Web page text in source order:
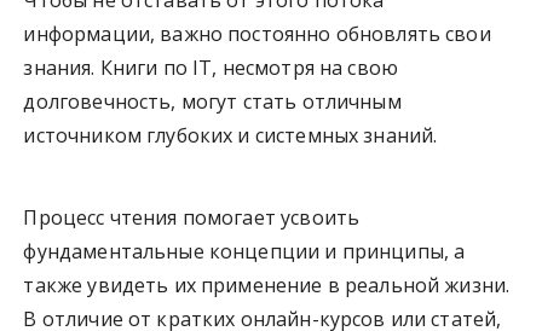
информации, важно постоянно обновлять свои
знания. Книги по IT, несмотря на свою
долговечность, могут стать отличным
источником глубоких и системных знаний.
Процесс чтения помогает усвоить
фундаментальные концепции и принципы, а
также увидеть их применение в реальной жизни.
В отличие от кратких онлайн-курсов или статей,